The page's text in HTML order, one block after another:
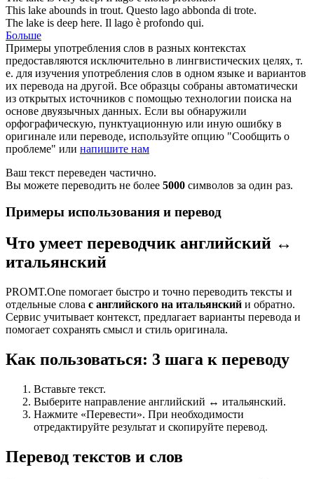
This lake abounds in trout. Questo lago abbonda di trote.
The lake is deep here. Il lago è profondo qui.
Больше
Примеры употребления слов в разных контекстах
предоставляются исключительно в лингвистических целях, т.
е. для изучения употребления слов в одном языке и вариантов
их перевода на другой. Все образцы собраны автоматически
из открытых источников с помощью технологии поиска на
основе двуязычных данных. Если вы обнаружили
орфографическую, пунктуационную или иную ошибку в
оригинале или переводе, используйте опцию "Сообщить о
проблеме" или напишите нам
Ваш текст переведен частично.
Вы можете переводить не более 5000 символов за один раз.
Примеры использования и перевод
Что умеет переводчик английский ↔
итальянский
PROMT.One помогает быстро и точно переводить тексты и
отдельные слова с английского на итальянский и обратно.
Сервис учитывает контекст, предлагает варианты перевода и
помогает сохранять смысл и стиль оригинала.
Как пользоваться: 3 шага к переводу
Вставьте текст.
Выберите направление английский ↔ итальянский.
Нажмите «Перевести». При необходимости
отредактируйте результат и скопируйте перевод.
Перевод текстов и слов